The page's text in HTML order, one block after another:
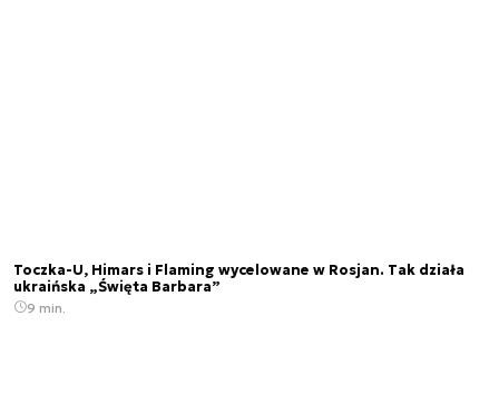
Toczka-U, Himars i Flaming wycelowane w Rosjan. Tak działa
ukraińska „Święta Barbara”
9 min.